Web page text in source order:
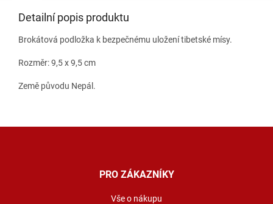
Detailní popis produktu
Brokátová podložka k bezpečnému uložení tibetské mísy.
Rozměr: 9,5 x 9,5 cm
Země původu Nepál.
PRO ZÁKAZNÍKY
Vše o nákupu